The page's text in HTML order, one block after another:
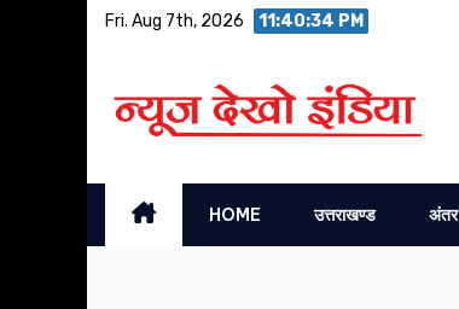
Fri. Aug 7th, 2026 11:40:35 PM
HOME उत्तराखण्ड अंतर